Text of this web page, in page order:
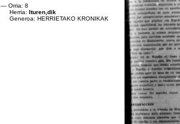
— Orria: 8
Herria: Ituren,dik
Generoa: HERRIETAKO KRONIKAK